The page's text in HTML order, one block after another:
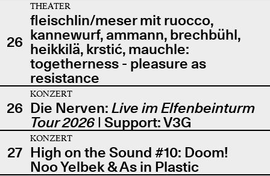
26
THEATER
fleischlin/meser mit ruocco,
kannewurf, ammann, brechbühl,
heikkilä, krstić, mauchle:
togetherness - pleasure as
resistance
26
KONZERT
Die Nerven: Live im Elfenbeinturm
Tour 2026| Support: V3G
27
KONZERT
High on the Sound #10: Doom!
Noo Yelbek & As in Plastic